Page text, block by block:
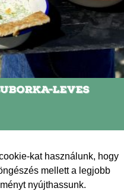
kat használunk, hogy
mellett a legjobb
nyújthassunk.
LEVES